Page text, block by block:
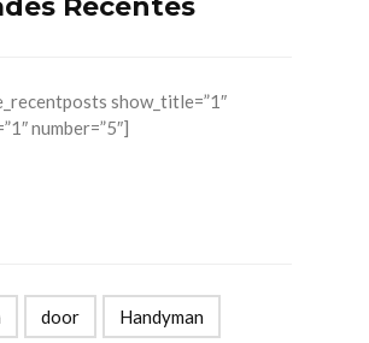
Recentes
show_title=”1″
number=”5″]
door Handyman